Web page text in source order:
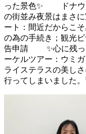
った景色✨ ドナウ
の街並み夜景はま
ート：間近だから
の為の手続き；観光
告申請 ✨心に残っ
ーケルツアー：ウミ
ライステラスの美し
行ってしまいました